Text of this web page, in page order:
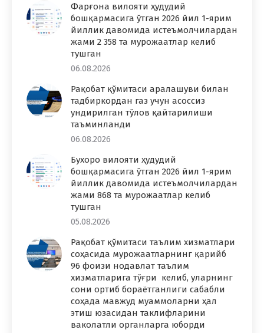
Фарғона вилояти ҳудудий
бошқармасига ўтган 2026 йил 1-ярим
йиллик давомида истеъмолчилардан
жами 2 358 та мурожаатлар келиб
тушган
06.08.2026
Рақобат қўмитаси аралашуви билан
тадбиркордан газ учун асоссиз
ундирилган тўлов қайтарилиши
таъминланди
06.08.2026
Бухоро вилояти ҳудудий
бошқармасига ўтган 2026 йил 1-ярим
йиллик давомида истеъмолчилардан
жами 868 та мурожаатлар келиб
тушган
05.08.2026
Рақобат қўмитаси таълим хизматлари
соҳасида мурожаатларнинг қарийб
96 фоизи нодавлат таълим
хизматларига тўғри келиб, уларнинг
сони ортиб бораётганлиги сабабли
соҳада мавжуд муаммоларни ҳал
этиш юзасидан таклифларини
ваколатли органларга юборди